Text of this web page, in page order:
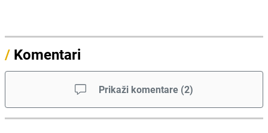
/ Komentari
Prikaži komentare (2)